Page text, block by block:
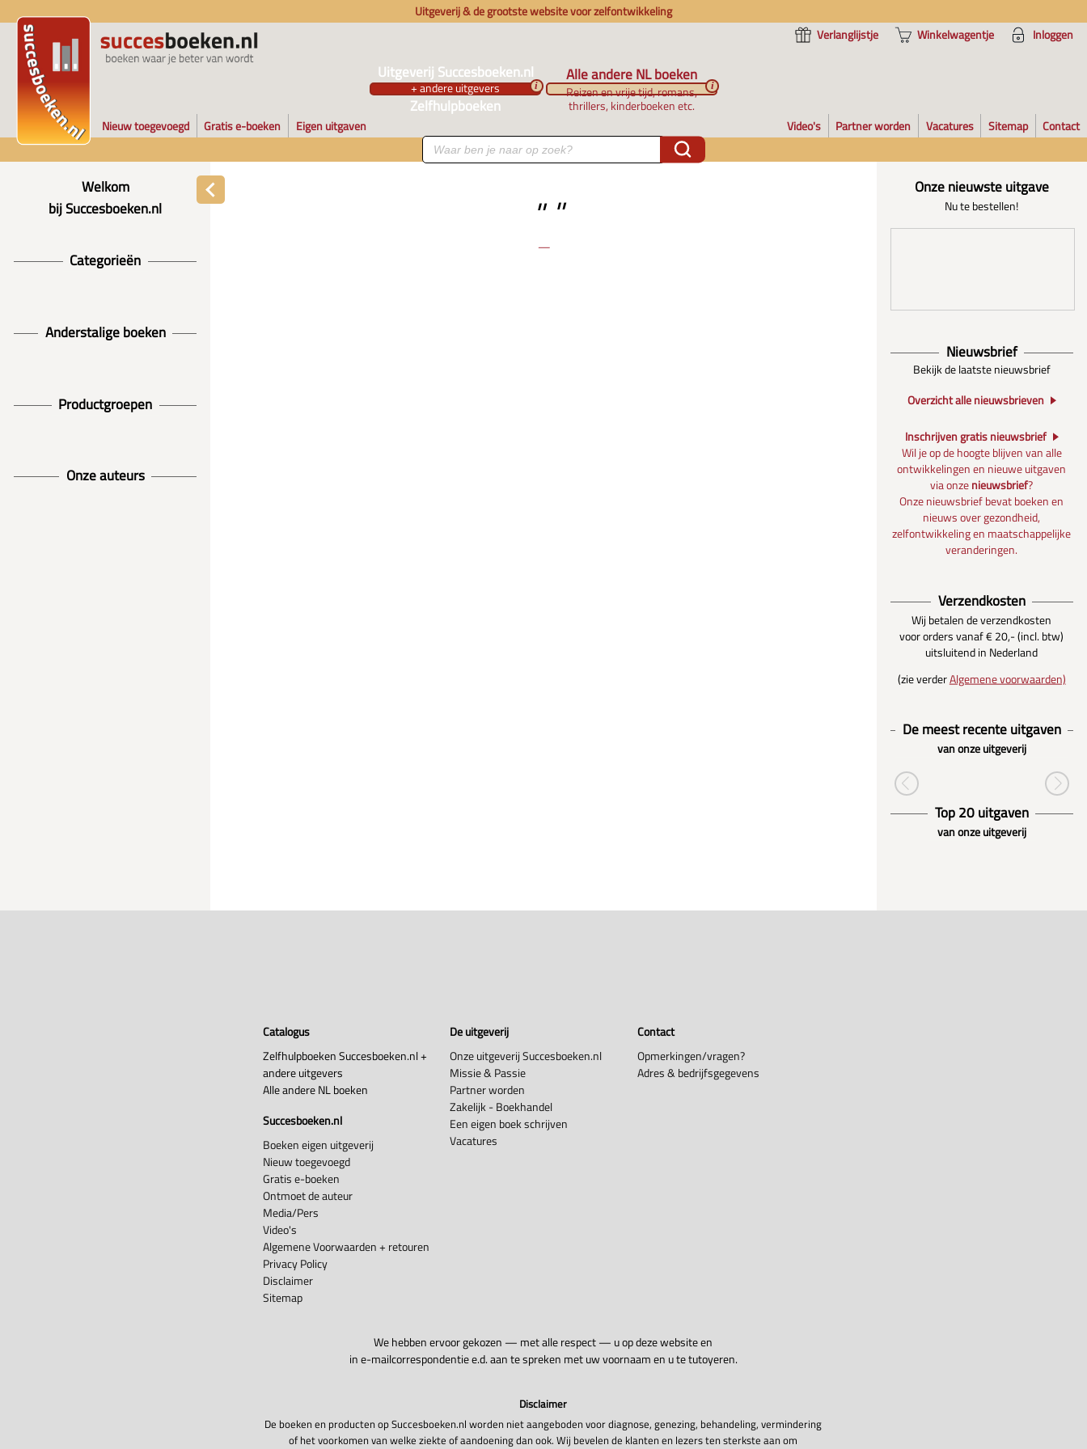
Uitgeverij & de grootste website voor zelfontwikkeling
Verlanglijstje
Winkelwagentje Inloggen
Uitgeverij Succesboeken.nl
+ andere uitgevers
Zelfhulpboeken
i
Alle andere NL boeken
Reizen en vrije tijd, romans,
thrillers, kinderboeken etc.
i
Nieuw toegevoegd Gratis e-boeken Eigen uitgaven Video's Partner worden Vacatures Sitemap Contact
Welkom
bij Succesboeken.nl
Categorieën
Anderstalige boeken
Productgroepen
Onze auteurs
Onze nieuwste uitgave
Nu te bestellen!
Nieuwsbrief
Bekijk de laatste nieuwsbrief
Overzicht alle nieuwsbrieven
Inschrijven gratis nieuwsbrief
Wil je op de hoogte blijven van alle
ontwikkelingen en nieuwe uitgaven
via onzenieuwsbrief?
Onze nieuwsbrief bevat boeken en
nieuws over gezondheid,
zelfontwikkeling en maatschappelijke
veranderingen.
Verzendkosten
Wij betalen de verzendkosten
voor orders vanaf € 20,- (incl. btw)
uitsluitend in Nederland
(zie verderAlgemene voorwaarden)
De meest recente uitgaven
van onze uitgeverij
Top 20 uitgaven
van onze uitgeverij
Catalogus
Zelfhulpboeken Succesboeken.nl +
andere uitgevers
Alle andere NL boeken
Succesboeken.nl
Boeken eigen uitgeverij
Nieuw toegevoegd
Gratis e-boeken
Ontmoet de auteur
Media/Pers
Video's
Algemene Voorwaarden + retouren
Privacy Policy
Disclaimer
Sitemap
De uitgeverij
Onze uitgeverij Succesboeken.nl
Missie & Passie
Partner worden
Zakelijk - Boekhandel
Een eigen boek schrijven
Vacatures
Contact
Opmerkingen/vragen?
Adres & bedrijfsgegevens
We hebben ervoor gekozen — met alle respect — u op deze website en
in e-mailcorrespondentie e.d. aan te spreken met uw voornaam en u te tutoyeren.
Disclaimer
De boeken en producten op Succesboeken.nl worden niet aangeboden voor diagnose, genezing, behandeling, vermindering
of het voorkomen van welke ziekte of aandoening dan ook. Wij bevelen de klanten en lezers ten sterkste aan om